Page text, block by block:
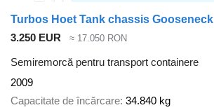
Turbos Hoet Tank chassis Gooseneck
3.250 EUR
≈ 17.050 RON
Semiremorcă pentru transport containere
2009
Capacitate de încărcare 34.840 kg